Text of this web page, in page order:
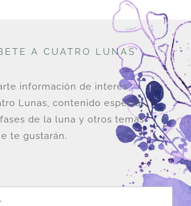
A CUATRO LUNAS
información de interés
Lunas, contenido especial
de la luna y otros temas
te gustarán.